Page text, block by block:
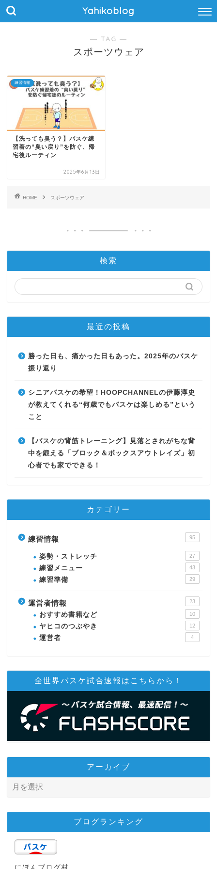
Yahikoblog
― TAG ―
スポーツウェア
練習情報
【洗っても臭う？】バスケ練
習着の“臭い戻り”を防ぐ、帰
宅後ルーティン
2025年6月13日
HOME スポーツウェア
検索
最近の投稿
勝った日も、痛かった日もあった。2025年のバスケ
振り返り
シニアバスケの希望！HOOPCHANNELの伊藤淳史
が教えてくれる“何歳でもバスケは楽しめる”という
こと
【バスケの背筋トレーニング】見落とされがちな背
中を鍛える「ブロック＆ボックスアウトレイズ」初
心者でも家でできる！
カテゴリー
練習情報 95
姿勢・ストレッチ 27
練習メニュー 43
練習準備 29
運営者情報 23
おすすめ書籍など 10
ヤヒコのつぶやき 12
運営者 4
全世界バスケ試合速報はこちらから！
アーカイブ
ブログランキング